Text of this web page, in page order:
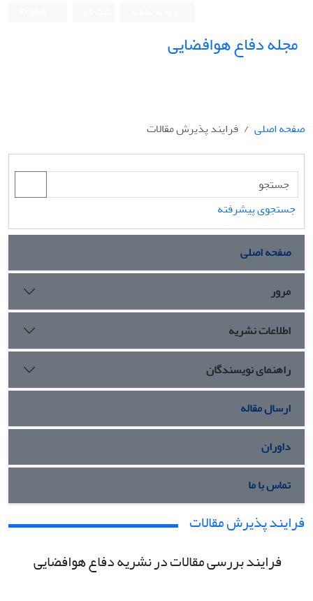
مجله دفاع هوافضایی
صفحه اصلی فرایند پذیرش مقالات
جستجوی پیشرفته
صفحه اصلی
مرور
اطلاعات نشریه
راهنمای نویسندگان
ارسال مقاله
داوران
تماس با ما
فرایند پذیرش مقالات
فرایند بررسی مقالات در نشریه دفاع هوافضایی